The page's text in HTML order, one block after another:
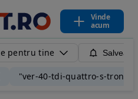
Vinde
acum
pentru tine
"ver-40-tdi-quattro-s-tronic"